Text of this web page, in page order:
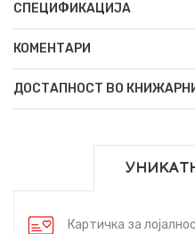
СПЕЦИФИКАЦИЈА
КОМЕНТАРИ
ДОСТАПНОСТ ВО
Картичка за